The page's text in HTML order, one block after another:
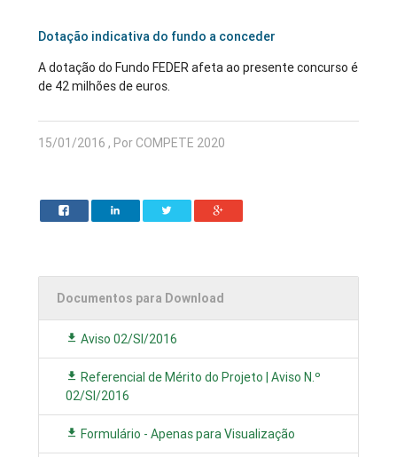
Dotação indicativa do fundo a conceder
A dotação do Fundo FEDER afeta ao presente concurso é
de 42 milhões de euros.
15/01/2016 , Por COMPETE 2020
Documentos para Download
Aviso 02/SI/2016
Referencial de Mérito do Projeto | Aviso N.º
02/SI/2016
Formulário - Apenas para Visualização